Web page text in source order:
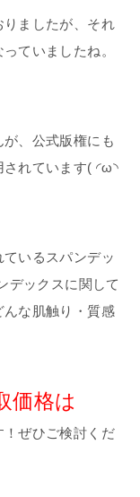
ましたが、それ
ていましたね。
、公式版権にも
れています( ◜ω◝
いるスパンデッ
デックスに関して
な肌触り・質感
価格は
！ぜひご検討くだ